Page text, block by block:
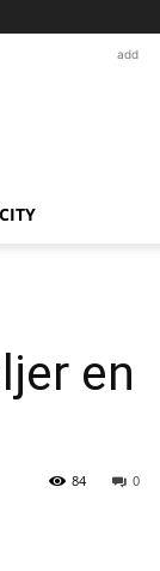
add
en
0
84